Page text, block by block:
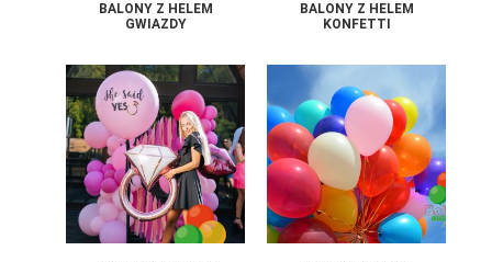
BALONY Z HELEM
GWIAZDY
BALONY Z HELEM
KONFETTI